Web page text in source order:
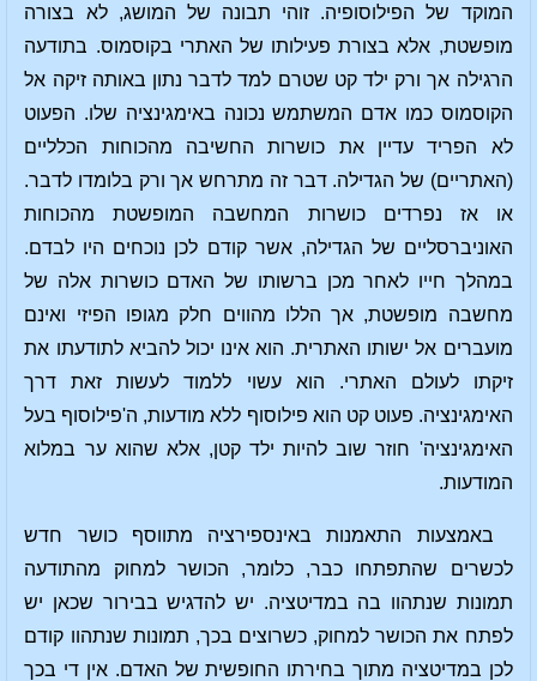
המוקד של הפילוסופיה. זוהי תבונה של המושג, לא בצורה
מופשטת, אלא בצורת פעילותו של האתרי בקוסמוס. בתודעה
הרגילה אך ורק ילד קט שטרם למד לדבר נתון באותה זיקה אל
הקוסמוס כמו אדם המשתמש נכונה באימגינציה שלו. הפעוט
לא הפריד עדיין את כושרות החשיבה מהכוחות הכלליים
(האתריים) של הגדילה. דבר זה מתרחש אך ורק בלומדו לדבר.
או אז נפרדים כושרות המחשבה המופשטת מהכוחות
האוניברסליים של הגדילה, אשר קודם לכן נוכחים היו לבדם.
במהלך חייו לאחר מכן ברשותו של האדם כושרות אלה של
מחשבה מופשטת, אך הללו מהווים חלק מגופו הפיזי ואינם
מועברים אל ישותו האתרית. הוא אינו יכול להביא לתודעתו את
זיקתו לעולם האתרי. הוא עשוי ללמוד לעשות זאת דרך
האימגינציה. פעוט קט הוא פילוסוף ללא מודעות, ה'פילוסוף בעל
האימגינציה' חוזר שוב להיות ילד קטן, אלא שהוא ער במלוא
המודעות.
באמצעות התאמנות באינספירציה מתווסף כושר חדש
לכשרים שהתפתחו כבר, כלומר, הכושר למחוק מהתודעה
תמונות שנתהוו בה במדיטציה. יש להדגיש בבירור שכאן יש
לפתח את הכושר למחוק, כשרוצים בכך, תמונות שנתהוו קודם
לכן במדיטציה מתוך בחירתו החופשית של האדם. אין די בכך